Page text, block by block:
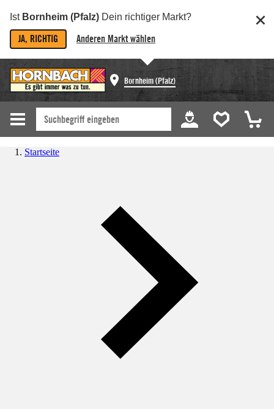
Ist Bornheim (Pfalz) Dein richtiger Markt?
JA, RICHTIG Anderen Markt wählen
Bornheim (Pfalz)
Startseite